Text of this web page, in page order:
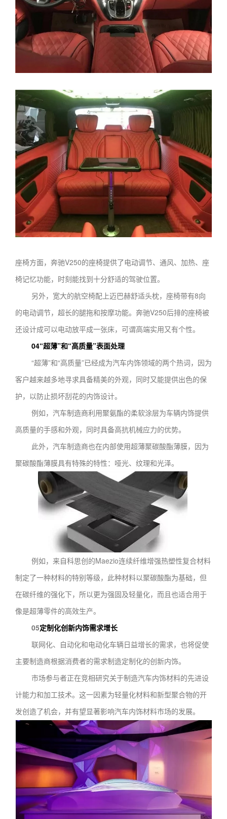
座椅方面，奔驰V250的座椅提供了电动调节、通风、加热、座
椅记忆功能，时刻能找到十分舒适的驾驶位置。
另外，宽大的航空椅配上迈巴赫舒适头枕，座椅带有8向
的电动调节，超长的腿拖和按摩功能。奔驰V250后排的座椅被
还设计成可以电动放平成一张床，可谓高端实用又有个性。
04“超薄”和“高质量”表面处理
“超薄”和“高质量”已经成为汽车内饰领域的两个热词，因为
客户越来越多地寻求具备精美的外观，同时又能提供出色的保
护，以防止损坏刮花的内饰设计。
例如，汽车制造商利用聚氨酯的柔软涂层为车辆内饰提供
高质量的手感和外观，同时具备高抗机械应力的优势。
此外，汽车制造商也在内部使用超薄聚碳酸酯薄膜，因为
聚碳酸酯薄膜具有特殊的特性：哑光、纹理和光泽。
例如，来自科思创的Maezio连续纤维增强热塑性复合材料
制定了一种材料的特别等级，此种材料以聚碳酸酯为基础，但
在碳纤维的强化下，所以更为强固及轻量化，而且也适合用于
像是超薄零件的高效生产。
05定制化创新内饰需求增长
联网化、自动化和电动化车辆日益增长的需求，也将促使
主要制造商根据消费者的需求制造定制化的创新内饰。
市场参与者正在竞相研究关于制造汽车内饰材料的先进设
计能力和加工技术。这一因素为轻量化材料和新型聚合物的开
发创造了机会，并有望显著影响汽车内饰材料市场的发展。